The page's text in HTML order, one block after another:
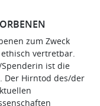
zum Zweck
vertretbar.
ist die
Der Hirntod des/der